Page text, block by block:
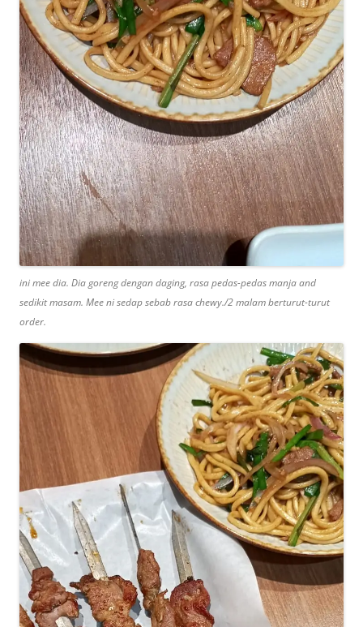
ini mee dia. Dia goreng dengan daging, rasa pedas-pedas manja and
sedikit masam. Mee ni sedap sebab rasa chewy./2 malam berturut-turut
order.